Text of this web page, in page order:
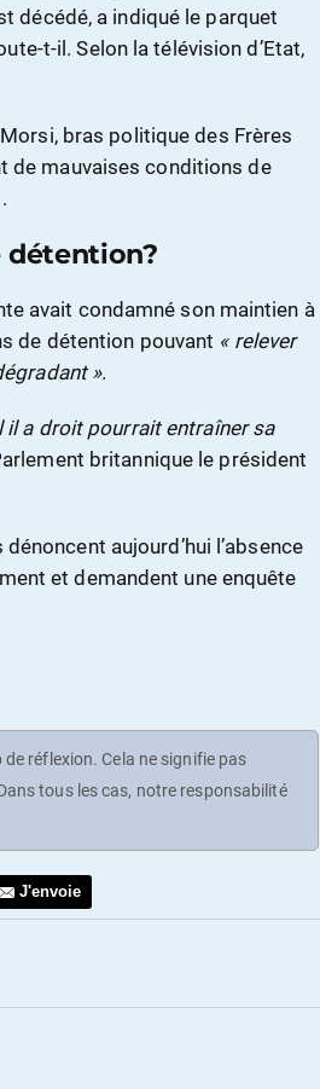
décédé, a indiqué le parquet
t-il. Selon la télévision d’Etat,
bras politique des Frères
de mauvaises conditions de
détention?
avait condamné son maintien à
de détention pouvant « relever
».
il a droit pourrait entraîner sa
britannique le président
aujourd’hui l’absence
et demandent une enquête
réflexion. Cela ne signifie pas
tous les cas, notre responsabilité
J'envoie